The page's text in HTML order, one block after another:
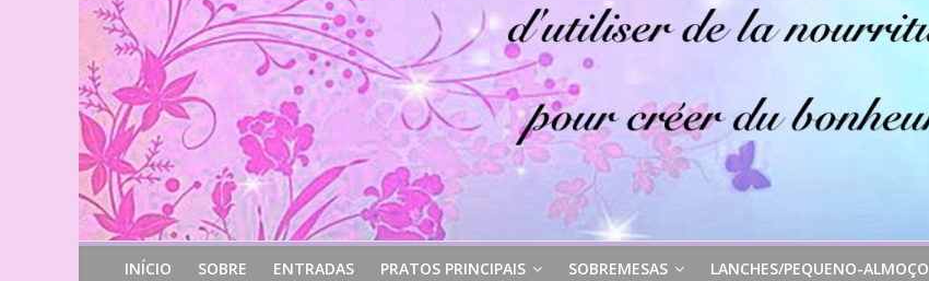
INÍCIO SOBRE ENTRADAS PRATOS PRINCIPAIS SOBREMESAS LANCHES/PEQUENO-ALMOÇO